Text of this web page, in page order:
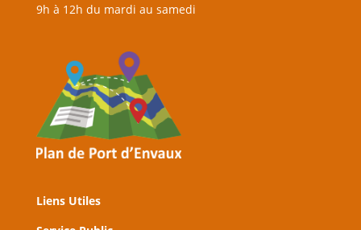
9h à 12h du mardi au samedi
Liens Utiles